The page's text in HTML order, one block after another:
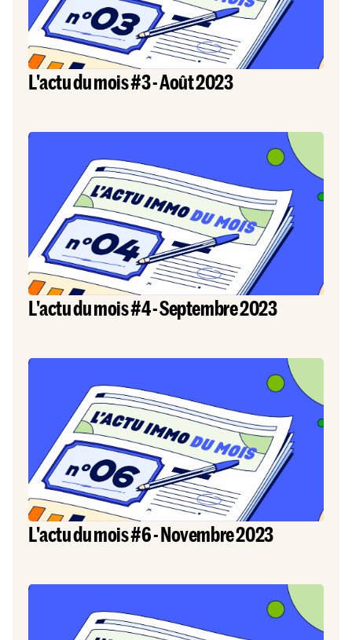
L'actu du mois #3 - Août 2023
L'actu du mois #4 - Septembre 2023
L'actu du mois #6 - Novembre 2023